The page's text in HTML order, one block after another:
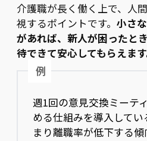
介護職が長く働く上で、人
視するポイントです。 小さ
があれば、新人が困ったと
待できて安心してもらえます
例
週1回の意見交換ミーテ
める仕組みを導入して
まり離職率が低下する傾